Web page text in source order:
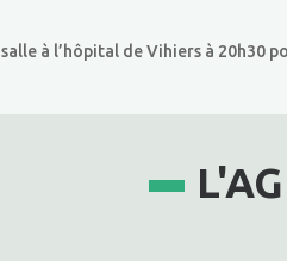
à l’hôpital de Vihiers à 20h30